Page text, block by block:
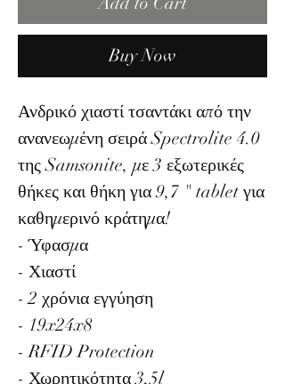
Buy Now
Ανδρικό χιαστί τσαντάκι από την
ανανεωμένη σειρά Spectrolite 4.0
της Samsonite, με 3 εξωτερικές
θήκες και θήκη για 9,7 " tablet για
καθημερινό κράτημα!
- Ύφασμα
- Χιαστί
- 2 χρόνια εγγύηση
- 19x24x8
- RFID Protection
- Χωρητικότητα 3,5l